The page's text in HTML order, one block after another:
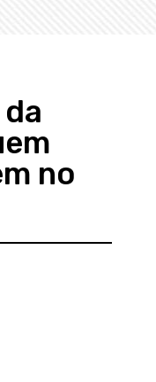
no